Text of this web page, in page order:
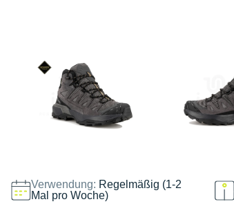
Verwendung: Regelmäßig (1-2
Mal pro Woche)